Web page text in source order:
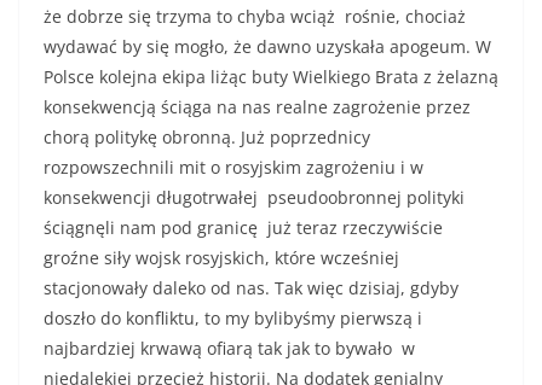
że dobrze się trzyma to chyba wciąż rośnie, chociaż
wydawać by się mogło, że dawno uzyskała apogeum. W
Polsce kolejna ekipa liżąc buty Wielkiego Brata z żelazną
konsekwencją ściąga na nas realne zagrożenie przez
chorą politykę obronną. Już poprzednicy
rozpowszechnili mit o rosyjskim zagrożeniu i w
konsekwencji długotrwałej pseudoobronnej polityki
ściągnęli nam pod granicę już teraz rzeczywiście
groźne siły wojsk rosyjskich, które wcześniej
stacjonowały daleko od nas. Tak więc dzisiaj, gdyby
doszło do konfliktu, to my bylibyśmy pierwszą i
najbardziej krwawą ofiarą tak jak to bywało w
niedalekiej przecież historii. Na dodatek genialny